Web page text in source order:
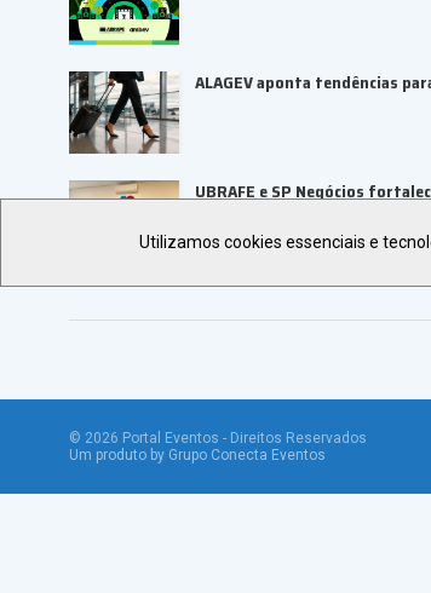
ALAGEV aponta tendências
UBRAFE e SP Negócios
© 2026 Portal Eventos - Direitos Reservados
Um produto by Grupo Conecta Eventos
Utilizamos cookies essenciais e